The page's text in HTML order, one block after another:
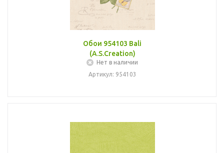
Обои 954103 Bali
(A.S.Creation)
Нет в наличии
Артикул: 954103